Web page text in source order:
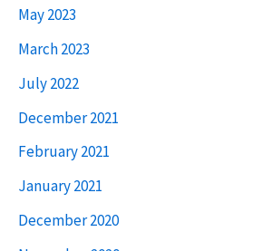
May 2023
March 2023
July 2022
December 2021
February 2021
January 2021
December 2020